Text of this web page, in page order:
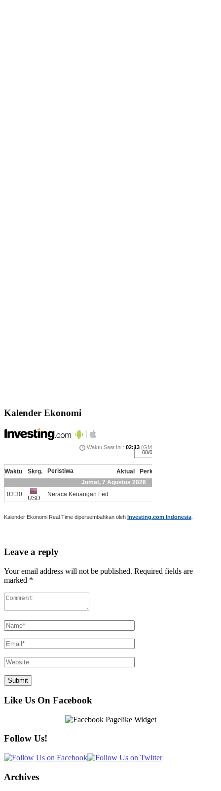
Kalender Ekonomi
Kalender Ekonomi Real Time dipersembahkan oleh Investing.com Indonesia
Leave a reply
Your email address will not be published. Required fields are
marked *
Like Us On Facebook
Follow Us!
Archives